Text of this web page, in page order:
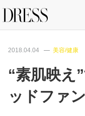
特集記事
2018.04.04 美容/健康
“素肌映え
ッドファ